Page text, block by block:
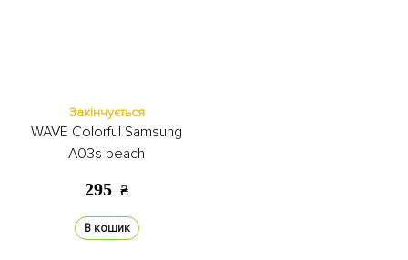
Закінчується
WAVE Colorful Samsung
A03s peach
295 ₴
В кошик